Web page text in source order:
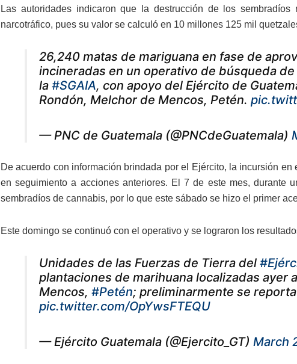
Las autoridades indicaron que la destrucción de los
narcotráfico, pues su valor se calculó en 10 millones 125 mil
26,240 matas de mariguana en fase de
incineradas en un operativo de búsqueda
la #SGAIA, con apoyo del Ejército de
Rondón, Melchor de Mencos, Petén.
— PNC de Guatemala (@PNCdeGuatemala)
De acuerdo con información brindada por el Ejército, la incursión
en seguimiento a acciones anteriores. El 7 de este mes, durante
sembradíos de cannabis, por lo que este sábado se hizo el primer
Este domingo se continuó con el operativo y se lograron los
Unidades de las Fuerzas de Tierra del
plantaciones de marihuana localizadas ayer
Mencos, #Petén; preliminarmente se
pic.twitter.com/OpYwsFTEQU
— Ejército Guatemala (@Ejercito_GT) March